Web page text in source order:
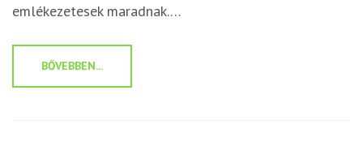
emlékezetesek maradnak.…
BŐVEBBEN...